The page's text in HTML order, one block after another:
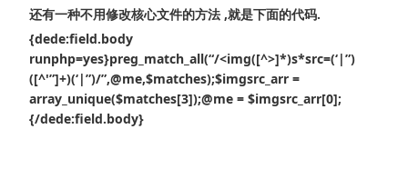
还有一种不用修改核心文件的方法 ,就是下面的代码.
{dede:field.body
runphp=yes}preg_match_all(“/<img([^>]*)s*src=(‘|”)
([^'”]+)(‘|”)/”,@me,$matches);$imgsrc_arr =
array_unique($matches[3]);@me = $imgsrc_arr[0];
{/dede:field.body}